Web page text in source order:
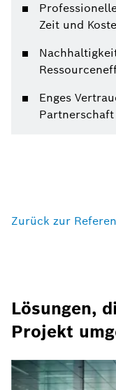
Zeit und
Enges
Zurück zur
Lösungen,
Projekt